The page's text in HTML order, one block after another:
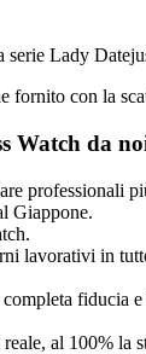
Lady
con la
Watch da
professionali
Giappone.
lavorativi in
fiducia e
al 100% la